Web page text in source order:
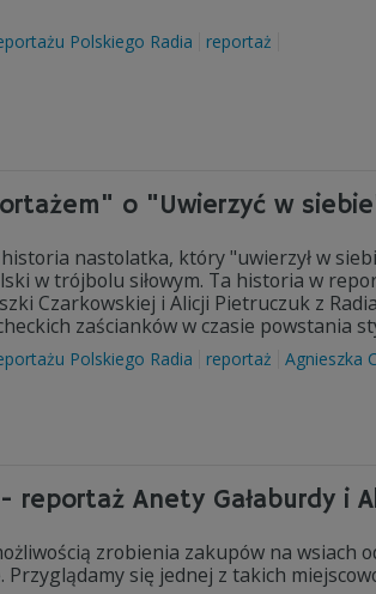
Polskiego Radia reportaż
o "Uwierzyć w
nastolatka, który "uwierzył w
w trójbolu siłowym. Ta historia w
Czarkowskiej i Alicji Pietruczuk z
zaścianków w czasie powstania
Polskiego Radia reportaż Agnieszka
reportaż Anety Gałaburdy i
zrobienia zakupów na wsiach
się jednej z takich